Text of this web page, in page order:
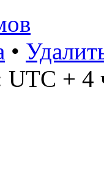
•
UTC + 4